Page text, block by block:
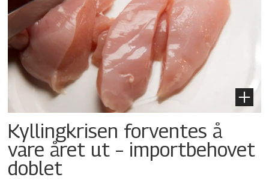
Kyllingkrisen forventes å
vare året ut – importbehovet
doblet